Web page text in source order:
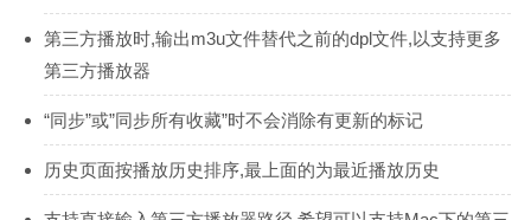
第三方播放时,输出m3u文件替代之前的dpl文件,以支持更多
第三方播放器
“同步”或”同步所有收藏”时不会消除有更新的标记
历史页面按播放历史排序,最上面的为最近播放历史